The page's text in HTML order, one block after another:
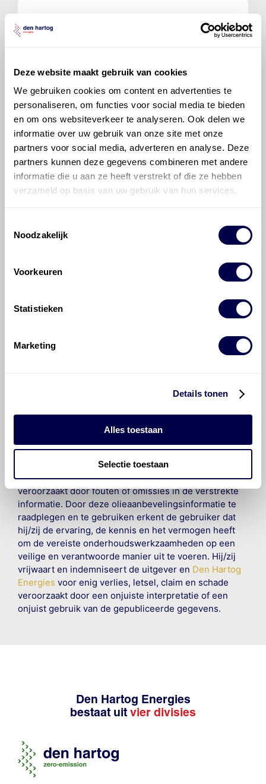
Deze website maakt gebruik van cookies
We gebruiken cookies om content en advertenties te
personaliseren, om functies voor social media te bieden
en om ons websiteverkeer te analyseren. Ook delen we
informatie over uw gebruik van onze site met onze
partners voor social media, adverteren en analyse. Deze
partners kunnen deze gegevens combineren met andere
informatie die u aan ze heeft verstrekt of die ze hebben
verzameld op basis van uw gebruik van hun services.
Noodzakelijk
Voorkeuren
Statistieken
Marketing
Details tonen
Alles toestaan
Selectie toestaan
Veelgestelde vragen over
de Mercedes-Benz C-
Welke motorolie adviseert Den Hartog
voor de Mercedes-Benz C-klasse C 300?
Hoeveel motorolie gaat er in een
Mercedes-Benz C-klasse?
Hoe vaak moet de motorolie ververst
Voor welke onderdelen van de
andere manieren worden overgedragen zonder
voorafgaande schriftelijke toestemming van Olyslager
Organisation B.V. Hoewel alles in het werk is gesteld
en compleet mogelijk zijn, wordt geen
aansprakelijkheid aanvaard, anders dan waartoe een
wettelijke verplichting bestaat, voor schade of verlies
veroorzaakt door fouten of omissies in de verstrekte
informatie. Door deze olieaanbevelingsinformatie te
raadplegen en te gebruiken erkent de gebruiker dat
hij/zij de ervaring, de kennis en het vermogen heeft
om de vereiste onderhoudswerkzaamheden op een
veilige en verantwoorde manier uit te voeren. Hij/zij
vrijwaart en indemniseert de uitgever en Den Hartog
Energies voor enig verlies, letsel, claim en schade
veroorzaakt door een onjuiste interpretatie of een
onjuist gebruik van de gepubliceerde gegevens.
Den Hartog Energies
bestaat uit vier divisies